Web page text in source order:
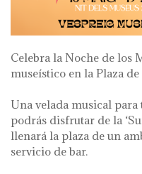
Celebra la Noche de los
museístico en la Plaza
Una velada musical
podrás disfrutar de la
llenará la plaza de un
servicio de bar.